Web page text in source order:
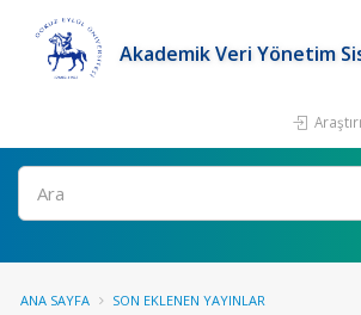
Akademik Veri Yönetim
Ara
ANA SAYFA SON EKLENEN YAYINLAR